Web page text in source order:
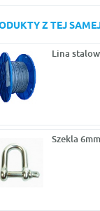
Z TEJ
Lina
Szekla 6mm